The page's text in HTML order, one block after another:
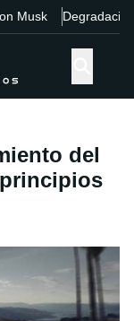
Musk Degradación
del